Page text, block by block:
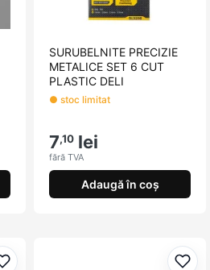
SURUBELNITE PRECIZIE
METALICE SET 6 CUT
PLASTIC DELI
● stoc limitat
7,10 lei
fără TVA
Adaugă în coș